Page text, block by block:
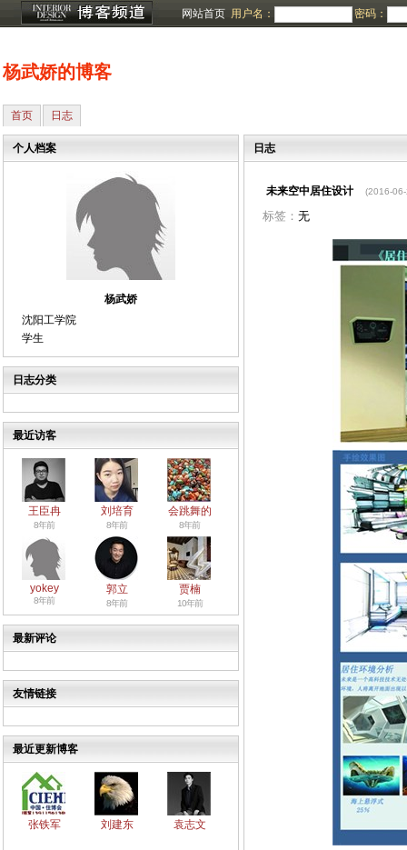
网站首页 用户名： 密码：
杨武娇的博客
首页 日志
个人档案
杨武娇
沈阳工学院
学生
日志分类
最近访客
王臣冉
8年前
刘培育
8年前
会跳舞的
8年前
yokey
8年前
郭立
8年前
贾楠
10年前
最新评论
友情链接
最近更新博客
张铁军 刘建东 袁志文
日志
未来空中居住设计 (2016-
标签： 无